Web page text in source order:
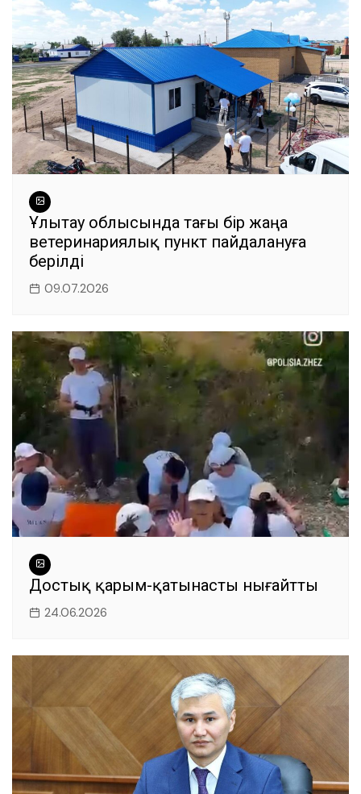
Ұлытау облысында тағы бір жаңа
ветеринариялық пункт пайдалануға
берілді
09.07.2026
Достық қарым-қатынасты нығайтты
24.06.2026